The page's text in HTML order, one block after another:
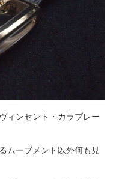
ィンセント・カラブレー
ムーブメント以外何も見